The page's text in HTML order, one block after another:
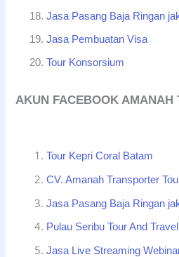
Jasa Pasang Baja Ringan
Jasa Pembuatan Visa
Tour Konsorsium
AKUN FACEBOOK AMANAH
Tour Kepri Coral Batam
CV. Amanah Transporter
Jasa Pasang Baja Ringan
Pulau Seribu Tour And Travel
Jasa Live Streaming